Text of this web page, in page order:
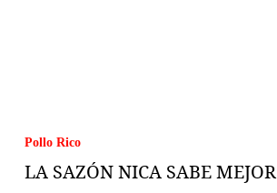
Pollo Rico
LA SAZÓN NICA SABE MEJOR